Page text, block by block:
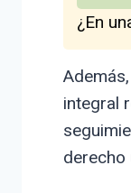
¿En
integral
derecho